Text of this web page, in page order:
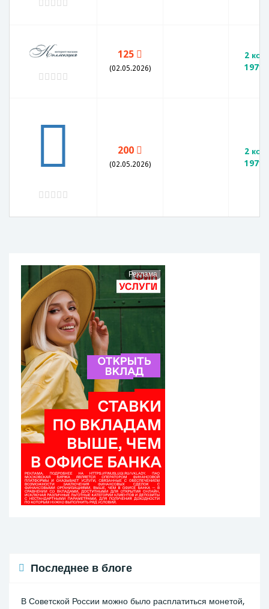
125
(02.05.2026)
2
1971
200
(02.05.2026)
2
1971
Реклама
Последнее в блоге
В Советской России можно было расплатиться монетой,